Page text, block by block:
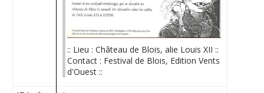
:: Lieu : Château de Blois, alie Louis XII ::
Contact : Festival de Blois, Edition Vents
d'Ouest ::